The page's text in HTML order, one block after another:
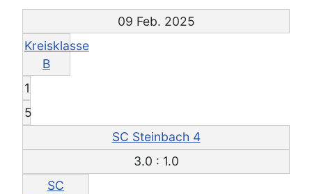
09 Feb. 2025
Kreisklasse
B
1
5
SC Steinbach 4
3.0 : 1.0
SC